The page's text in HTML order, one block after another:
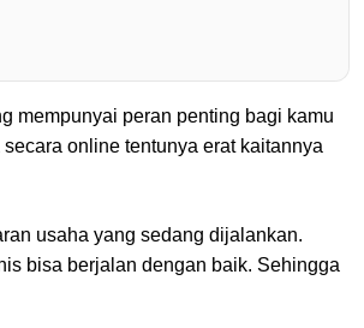
mempunyai peran penting bagi kamu
online tentunya erat kaitannya
usaha yang sedang dijalankan.
bisa berjalan dengan baik. Sehingga